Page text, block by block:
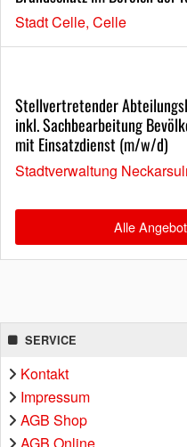
Stadt Celle, Celle
Stellvertretender
inkl. Sachbearbeitung
mit Einsatzdienst (m/w/d)
Stadtverwaltung
Alle
SERVICE
Kontakt
Impressum
AGB Shop